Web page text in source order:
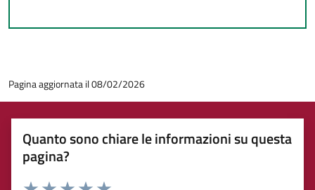
Pagina aggiornata il 08/02/2026
Quanto sono chiare le informazioni su questa
pagina?